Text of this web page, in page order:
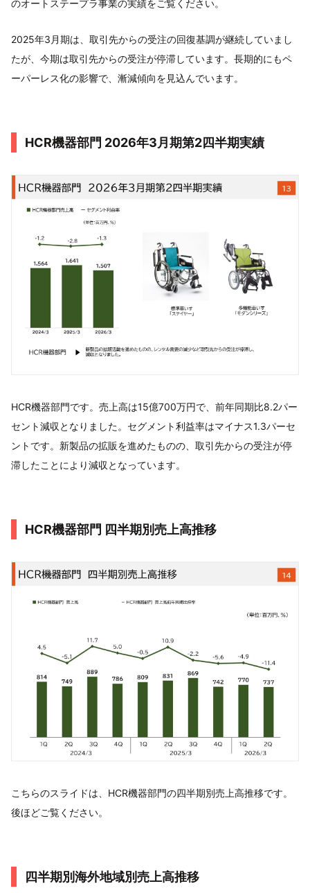
のオートステープラ事業の実績をご覧ください。
2025年3月期は、取引先からの受注の回復基調が継続していまし
たが、今期は取引先からの受注が停滞しています。長期的にもペ
ーパーレス化の影響で、漸減傾向を見込んでいます。
HCR機器部門 2026年3月期第2四半期実績
HCR機器部門です。売上高は15億700万円で、前年同期比8.2パー
セント減収となりました。セグメント利益率はマイナス1.3パーセ
ントです。新製品の拡販を進めたものの、取引先からの受注が停
滞したことにより減収となっています。
HCR機器部門 四半期別売上高推移
こちらのスライドは、HCR機器部門の四半期別売上高推移です。
後ほどご覧ください。
四半期別海外地域別売上高推移